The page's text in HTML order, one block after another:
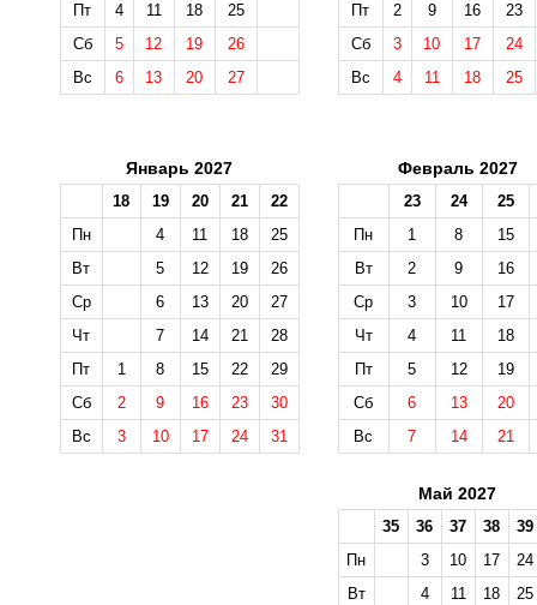
Пт
4 11 18
25
Сб
5 12 19
26
Вс
6 13 20 27
Пт
2 9 16
23
Сб
3 10 17
24
Вс
4 11 18 25
Январь 2027
18 19 20 21
22
Пн
4 11 18
25
Вт
5 12 19
26
Ср
6 13 20
27
Чт
7 14 21
28
Пт
1 8 15 22
29
Сб
2 9 16 23
30
Вс
3 10 17 24 31
Февраль 2027
23 24
25
Пн
1 8
15
Вт
2 9
16
Ср
3 10
17
Чт
4 11
18
Пт
5 12
19
Сб
6 13
20
Вс
7 14 21
Май 2027
35 36 37 38
39
Пн
3 10 17
24
Вт
4 11 18
25